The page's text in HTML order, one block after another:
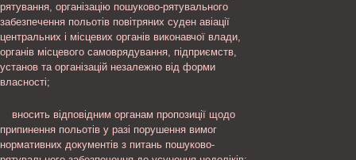
рятування, організацію пошуково-рятувального
забезпечення польотів повітряних суден авіації
центральних і місцевих органів виконавчої влади,
органів місцевого самоврядування, підприємств,
установ та організацій незалежно від форми
власності;
вносить відповідним органам пропозиції щодо
припинення польотів у разі порушення вимог
нормативних документів з питань пошуково-